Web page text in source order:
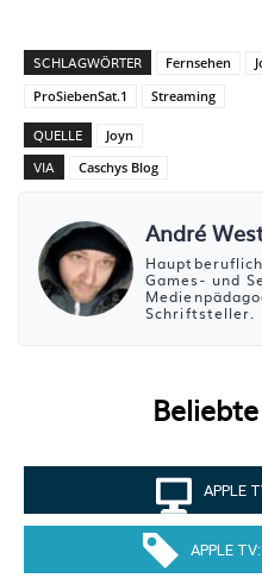
SCHLAGWÖRTER Fernsehen
ProSiebenSat.1
Streaming
QUELLE Joyn
VIA Caschys Blog
André
Games- und
Schriftsteller.
APPLE
APPLE